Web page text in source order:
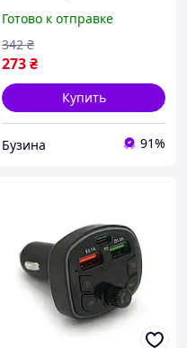
Готово к отправке
273₴
342 ₴
Купить
Бузина 91%